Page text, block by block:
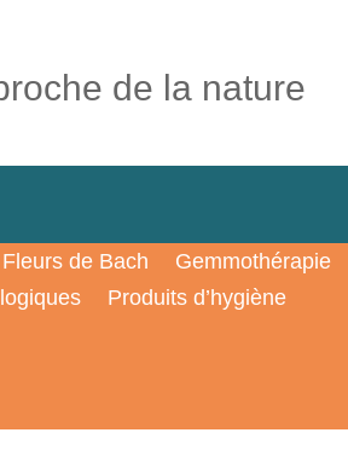
de la nature
Fleurs de Bach
Gemmothérapie
Produits d’hygiène